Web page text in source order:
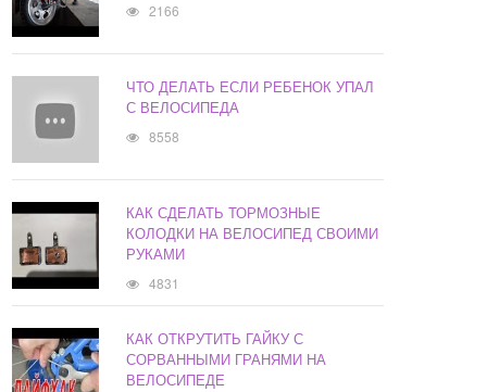
2166
ЧТО ДЕЛАТЬ ЕСЛИ РЕБЕНОК УПАЛ
С ВЕЛОСИПЕДА
8558
КАК СДЕЛАТЬ ТОРМОЗНЫЕ
КОЛОДКИ НА ВЕЛОСИПЕД СВОИМИ
РУКАМИ
4831
КАК ОТКРУТИТЬ ГАЙКУ С
СОРВАННЫМИ ГРАНЯМИ НА
ВЕЛОСИПЕДЕ